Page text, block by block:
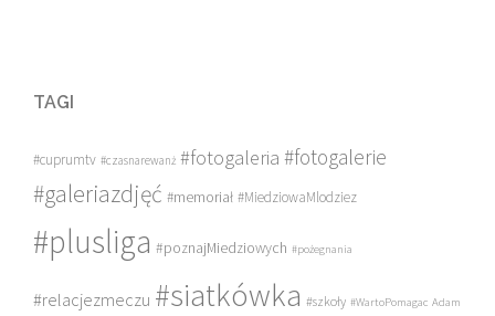
TAGI
#cuprumtv #czasnarewanż #fotogaleria #fotogalerie
#galeriazdjęć #memoriał #MiedziowaMlodziez
#plusliga #poznajMiedziowych #pożegnania
#relacjezmeczu #siatkówka #szkoły #WartoPomagac Adam